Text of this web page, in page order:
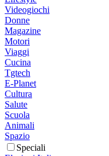
Videogiochi
Donne
Magazine
Motori
Viaggi
Cucina
Tgtech
E-Planet
Cultura
Salute
Scuola
Animali
Spazio
Speciali